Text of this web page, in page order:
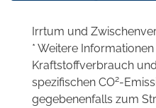
Irrtum und
* Weitere
Kraftstoffverbrauch
spezifischen CO2-
gegebenenfalls zum